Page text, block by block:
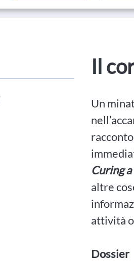
Il
Un
Curing
altre
attività
Dossier